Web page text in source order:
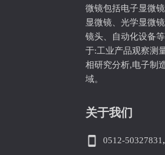
微镜包括电子显微
显微镜、光学显微
镜头、自动化设备
于:工业产品观察测
相研究分析,电子制
域。
关于我们
smartphone 0512-50327831 ,